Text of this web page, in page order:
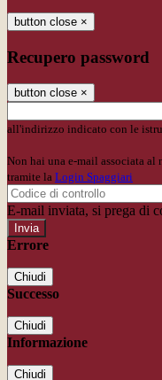
button close ×
Recupero password
button close ×
all'indirizzo indicato con le
Non hai una e-mail associata al
tramite la Login Spaggiari
E-mail inviata, si prega di
Errore
Chiudi
Successo
Chiudi
Informazione
Chiudi